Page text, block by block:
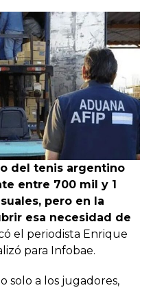
del tenis argentino
entre 700 mil y 1
pero en la
esa necesidad de
el periodista Enrique
para Infobae.
solo a los jugadores,